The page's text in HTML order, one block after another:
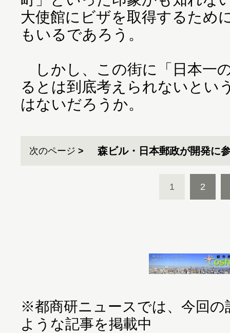
大使館にビザを取得するため
もいるであろう。
しかし、この街に「日本一
るとは到底考えられないとい
はないだろうか。
次のページ 森ビル・日本郵政が開発に
1 2
※都商研ニュースでは、今回の
ような記事を掲載中